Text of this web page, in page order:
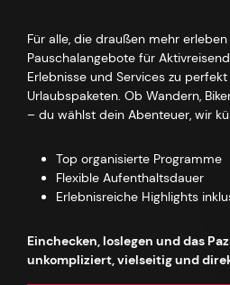
Für alle, die draußen mehr
Pauschalangebote für
Erlebnisse und Services zu
Urlaubspaketen. Ob Wandern,
– du wählst dein Abenteuer, wir
Top organisierte Programme
Flexible Aufenthaltsdauer
Erlebnisreiche Highlights
Einchecken, loslegen und das
unkompliziert, vielseitig und